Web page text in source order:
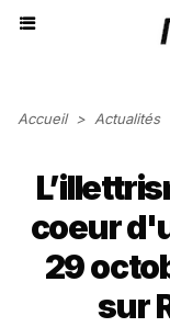
Accueil > Actualités
coeur
29
sur